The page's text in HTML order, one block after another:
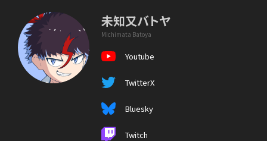
未知又バトヤ
Michimata Batoya
Youtube
TwitterX
Bluesky
Twitch